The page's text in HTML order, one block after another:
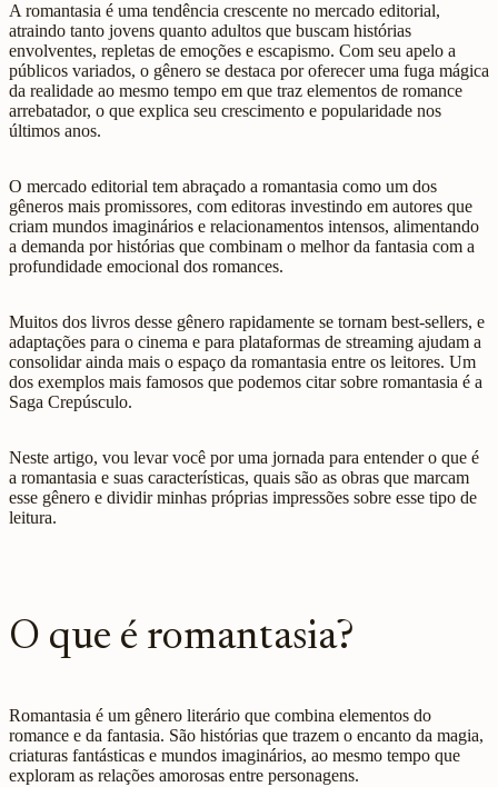
A romantasia é uma tendência crescente no mercado editorial,
atraindo tanto jovens quanto adultos que buscam histórias
envolventes, repletas de emoções e escapismo. Com seu apelo a
públicos variados, o gênero se destaca por oferecer uma fuga mágica
da realidade ao mesmo tempo em que traz elementos de romance
arrebatador, o que explica seu crescimento e popularidade nos
últimos anos.
O mercado editorial tem abraçado a romantasia como um dos
gêneros mais promissores, com editoras investindo em autores que
criam mundos imaginários e relacionamentos intensos, alimentando
a demanda por histórias que combinam o melhor da fantasia com a
profundidade emocional dos romances.
Muitos dos livros desse gênero rapidamente se tornam best-sellers, e
adaptações para o cinema e para plataformas de streaming ajudam a
consolidar ainda mais o espaço da romantasia entre os leitores. Um
dos exemplos mais famosos que podemos citar sobre romantasia é a
Saga Crepúsculo.
Neste artigo, vou levar você por uma jornada para entender o que é
a romantasia e suas características, quais são as obras que marcam
esse gênero e dividir minhas próprias impressões sobre esse tipo de
leitura.
O que é romantasia?
Romantasia é um gênero literário que combina elementos do
romance e da fantasia. São histórias que trazem o encanto da magia,
criaturas fantásticas e mundos imaginários, ao mesmo tempo que
exploram as relações amorosas entre personagens.